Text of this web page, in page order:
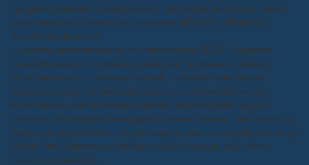
Продаем дешево одноярусные и двухъярусные полуторные
металлические кровати от компании МЕТАЛЛ-КРОВАТИ.
В наличии имеются:
- кровати металлические со спинками из ЛДСП; - кровати
металлические с сеткой из прокатной пружины; - кровати
металлические со сварной сеткой; - кровати армейские.
Кровати металлические сделаны из экологически чистых
материалов, они не наносят вреда окружающей среде и
человеку. Металлические кровати очень прочны, они намного
надежнее деревянных, так как выдерживают нагрузку весом до
250 кг. Эти кровати не требуют особого ухода, они легко
моются и красятся.